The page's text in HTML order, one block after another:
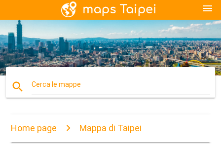
menu
search Cerca le mappe
Home page Mappa di Taipei